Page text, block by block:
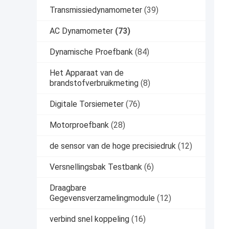
Transmissiedynamometer (39)
AC Dynamometer (73)
Dynamische Proefbank (84)
Het Apparaat van de
brandstofverbruikmeting (8)
Digitale Torsiemeter (76)
Motorproefbank (28)
de sensor van de hoge precisiedruk (12)
Versnellingsbak Testbank (6)
Draagbare
Gegevensverzamelingmodule (12)
verbind snel koppeling (16)